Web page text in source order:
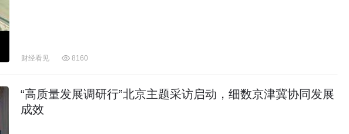
财经看见 8160
“高质量发展调研行”北京主题采访启动，细数京津冀协同发展
成效